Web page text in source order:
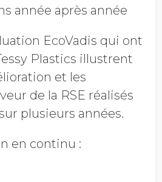
année après année
EcoVadis qui ont
Plastics illustrent
et les
de la RSE réalisés
plusieurs années.
en continu :